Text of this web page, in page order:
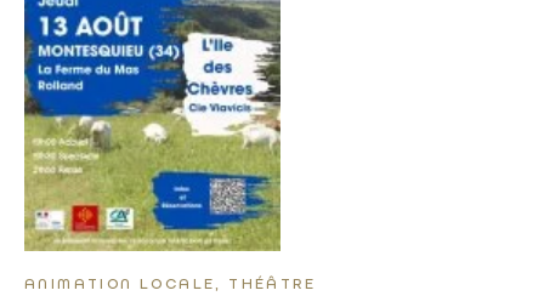
ANIMATION LOCALE, THÉÂTRE